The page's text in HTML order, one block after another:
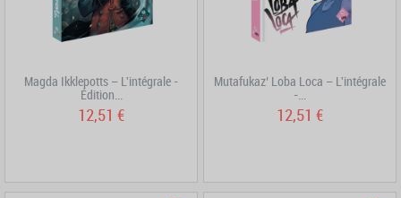
Magda Ikklepotts – L'intégrale -
Édition...
12,51 €
Mutafukaz’ Loba Loca – L'intégrale
-...
12,51 €